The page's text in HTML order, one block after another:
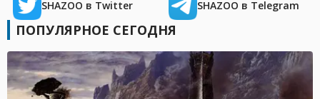
SHAZOO в Twitter SHAZOO в Telegram
ПОПУЛЯРНОЕ СЕГОДНЯ